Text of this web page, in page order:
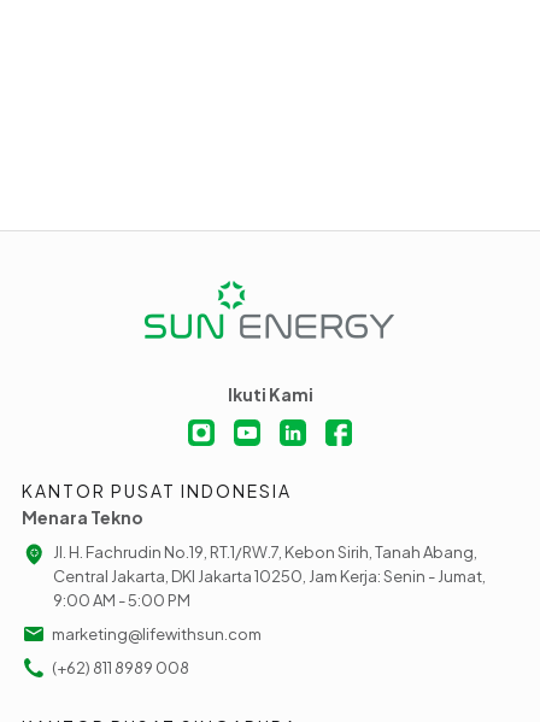
Ikuti Kami
KANTOR PUSAT INDONESIA
Menara Tekno
Jl. H. Fachrudin No.19, RT.1/RW.7, Kebon Sirih, Tanah Abang,
Central Jakarta, DKI Jakarta 10250, Jam Kerja: Senin - Jumat,
9:00 AM - 5:00 PM
marketing@lifewithsun.com
(+62) 811 8989 008